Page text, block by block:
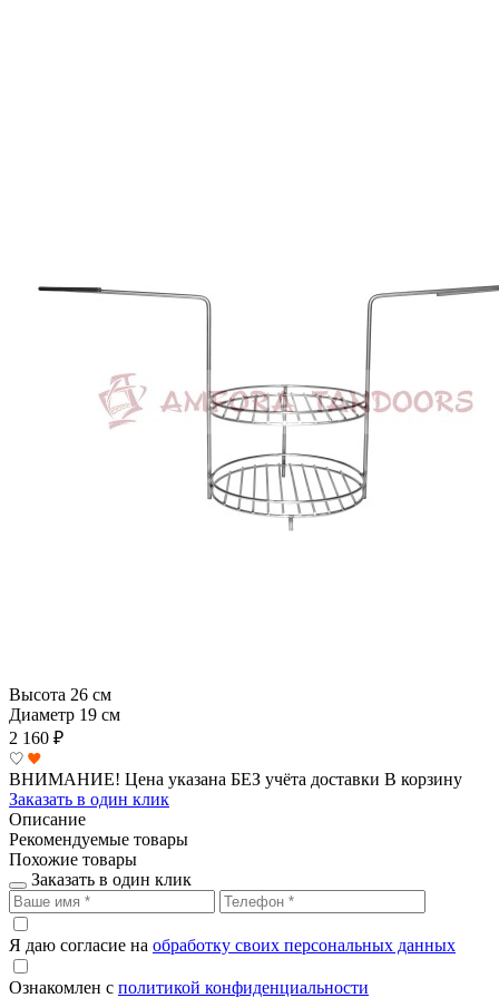
Высота 26 см
Диаметр 19 см
2 160 ₽
ВНИМАНИЕ! Цена указана БЕЗ учёта доставки В корзину
Заказать в один клик
Описание
Рекомендуемые товары
Похожие товары
Заказать в один клик
Я даю согласие на обработку своих персональных данных
Ознакомлен с политикой конфиденциальности